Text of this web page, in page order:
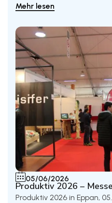
Mehr lesen
05/06/2026
Produktiv 2026 –
Produktiv 2026 in Eppan,